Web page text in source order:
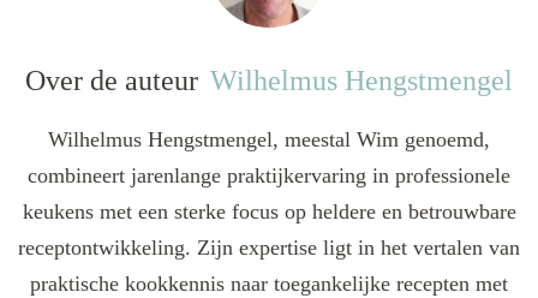
Over de auteur Wilhelmus Hengstmengel
Wilhelmus Hengstmengel, meestal Wim genoemd,
combineert jarenlange praktijkervaring in professionele
keukens met een sterke focus op heldere en betrouwbare
receptontwikkeling. Zijn expertise ligt in het vertalen van
praktische kookkennis naar toegankelijke recepten met